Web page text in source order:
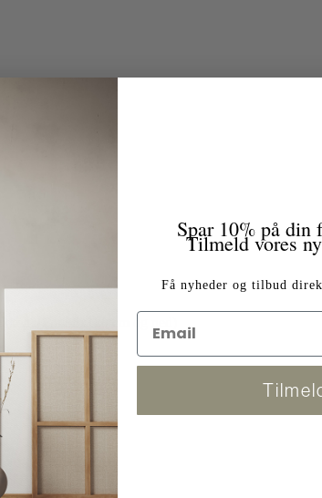
(Fra 86x120 cm og ned)
Spar 10% på din
Tilmeld vores
Få nyheder og tilbud